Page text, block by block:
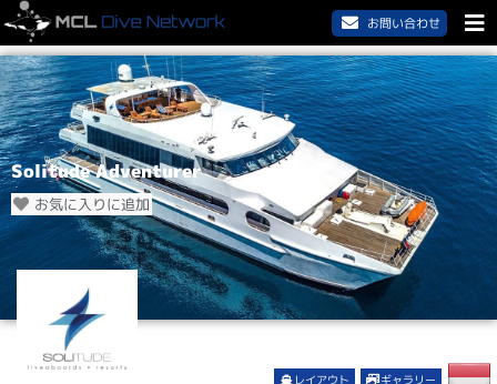
お問い合わせ
Solitude Adventurer
お気に入りに追加
レイアウト ギャラリー